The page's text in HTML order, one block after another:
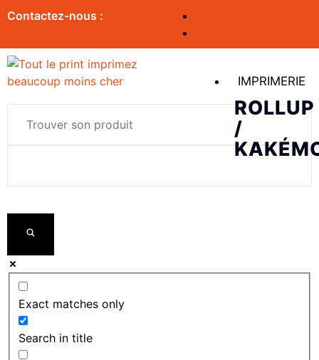
Contactez-nous :
IMPRIMERIE
ROLLUP
/
Exact matches only
Search in title